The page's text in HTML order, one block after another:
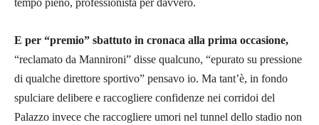
E per “premio” sbattuto in cronaca alla prima occasione,
“reclamato da Mannironi” disse qualcuno, “epurato su pressione
di qualche direttore sportivo” pensavo io. Ma tant’è, in fondo
spulciare delibere e raccogliere confidenze nei corridoi del
Palazzo invece che raccogliere umori nel tunnel dello stadio non